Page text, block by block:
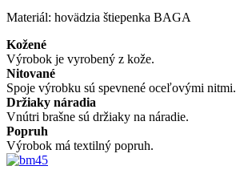
Materiál: hovädzia štiepenka BAGA
Kožené
Výrobok je vyrobený z kože.
Nitované
Spoje výrobku sú spevnené oceľovými nitmi.
Držiaky náradia
Vnútri brašne sú držiaky na náradie.
Popruh
Výrobok má textilný popruh.